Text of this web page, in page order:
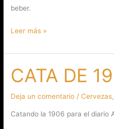
beber.
Leer más »
CATA DE
Deja un comentario /Cervezas,
Catando la 1906 para el diario
CATA
DE
1906